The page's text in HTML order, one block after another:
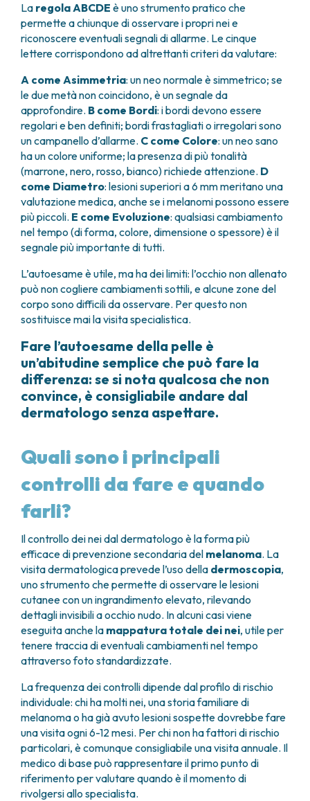
La regola ABCDE è uno strumento pratico che
permette a chiunque di osservare i propri nei e
riconoscere eventuali segnali di allarme. Le cinque
lettere corrispondono ad altrettanti criteri da valutare:
A come Asimmetria: un neo normale è simmetrico; se
le due metà non coincidono, è un segnale da
approfondire. B come Bordi: i bordi devono essere
regolari e ben definiti; bordi frastagliati o irregolari sono
un campanello d’allarme. C come Colore: un neo sano
ha un colore uniforme; la presenza di più tonalità
(marrone, nero, rosso, bianco) richiede attenzione. D
come Diametro: lesioni superiori a 6 mm meritano una
valutazione medica, anche se i melanomi possono essere
più piccoli. E come Evoluzione: qualsiasi cambiamento
nel tempo (di forma, colore, dimensione o spessore) è il
segnale più importante di tutti.
L’autoesame è utile, ma ha dei limiti: l’occhio non allenato
può non cogliere cambiamenti sottili, e alcune zone del
corpo sono difficili da osservare. Per questo non
sostituisce mai la visita specialistica.
Fare l’autoesame della pelle è
un’abitudine semplice che può fare la
differenza: se si nota qualcosa che non
convince, è consigliabile andare dal
dermatologo senza aspettare.
Quali sono i principali
controlli da fare e quando
farli?
Il controllo dei nei dal dermatologo è la forma più
efficace di prevenzione secondaria del melanoma. La
visita dermatologica prevede l’uso della dermoscopia,
uno strumento che permette di osservare le lesioni
cutanee con un ingrandimento elevato, rilevando
dettagli invisibili a occhio nudo. In alcuni casi viene
eseguita anche la mappatura totale dei nei, utile per
tenere traccia di eventuali cambiamenti nel tempo
attraverso foto standardizzate.
La frequenza dei controlli dipende dal profilo di rischio
individuale: chi ha molti nei, una storia familiare di
melanoma o ha già avuto lesioni sospette dovrebbe fare
una visita ogni 6-12 mesi. Per chi non ha fattori di rischio
particolari, è comunque consigliabile una visita annuale. Il
medico di base può rappresentare il primo punto di
riferimento per valutare quando è il momento di
rivolgersi allo specialista.